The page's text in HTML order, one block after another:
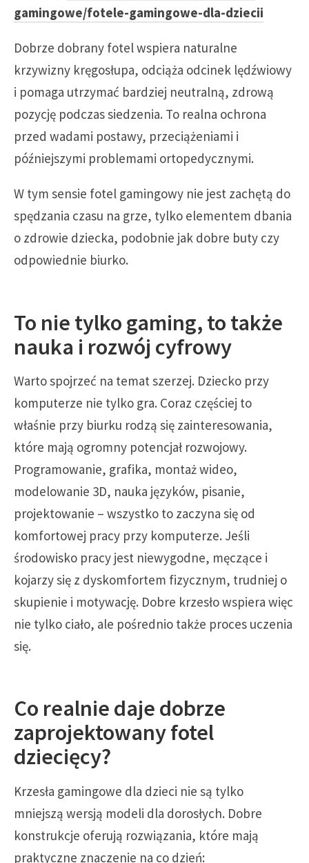
gamingowe/fotele-gamingowe-dla-dziecii
Dobrze dobrany fotel wspiera naturalne
krzywizny kręgosłupa, odciąża odcinek lędźwiowy
i pomaga utrzymać bardziej neutralną, zdrową
pozycję podczas siedzenia. To realna ochrona
przed wadami postawy, przeciążeniami i
późniejszymi problemami ortopedycznymi.
W tym sensie fotel gamingowy nie jest zachętą do
spędzania czasu na grze, tylko elementem dbania
o zdrowie dziecka, podobnie jak dobre buty czy
odpowiednie biurko.
To nie tylko gaming, to także
nauka i rozwój cyfrowy
Warto spojrzeć na temat szerzej. Dziecko przy
komputerze nie tylko gra. Coraz częściej to
właśnie przy biurku rodzą się zainteresowania,
które mają ogromny potencjał rozwojowy.
Programowanie, grafika, montaż wideo,
modelowanie 3D, nauka języków, pisanie,
projektowanie – wszystko to zaczyna się od
komfortowej pracy przy komputerze. Jeśli
środowisko pracy jest niewygodne, męczące i
kojarzy się z dyskomfortem fizycznym, trudniej o
skupienie i motywację. Dobre krzesło wspiera więc
nie tylko ciało, ale pośrednio także proces uczenia
się.
Co realnie daje dobrze
zaprojektowany fotel
dziecięcy?
Krzesła gamingowe dla dzieci nie są tylko
mniejszą wersją modeli dla dorosłych. Dobre
konstrukcje oferują rozwiązania, które mają
praktyczne znaczenie na co dzień: